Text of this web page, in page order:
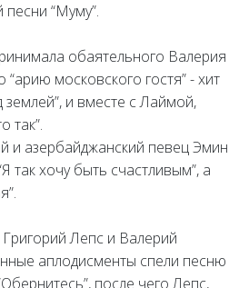
“Муму”.
обаятельного Валерия
московского гостя” - хит
землей”, и вместе с Лаймой,
так”.
и азербайджанский певец Эмин
так хочу быть счастливым”, а
Лепс и Валерий
аплодисменты спели песню
после чего Лепс,